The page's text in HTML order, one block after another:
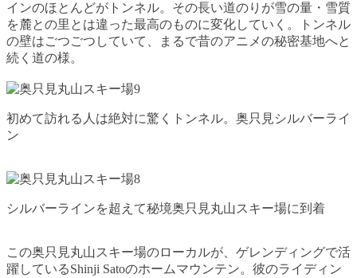
インのほとんどがトンネル。その長い道のりが雪の量・雪質
を麓との里とは違った最高のものに変化していく。トンネル
の壁はごつごつしていて、まるで昔のアニメの秘密基地へと
続く道の様。
初めて訪れる人は絶対に驚くトンネル。奥只見シルバーライ
ン
シルバーラインを超えて秘境奥只見丸山スキー場に到着
この奥只見丸山スキー場のローカルが、ゲレンディングで活
躍しているShinji Satoのホームマウンテン。彼のライディン